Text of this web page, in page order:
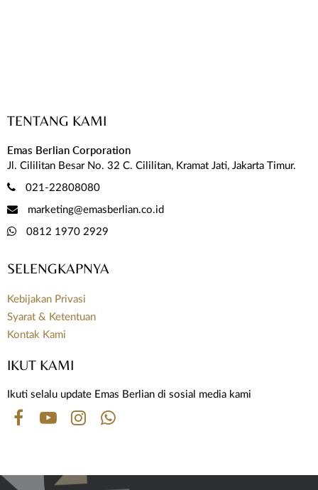
TENTANG KAMI
Emas Berlian Corporation
Jl. Cililitan Besar No. 32 C. Cililitan, Kramat Jati, Jakarta Timur.
021-22808080
marketing@emasberlian.co.id
0812 1970 2929
SELENGKAPNYA
Kebijakan Privasi
Syarat & Ketentuan
Kontak Kami
IKUT KAMI
Ikuti selalu update Emas Berlian di sosial media kami